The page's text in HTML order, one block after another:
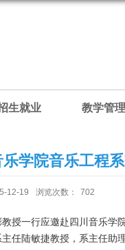
生就业 教学管理
学院音乐工程
12-19 浏览次数： 702
一行应邀赴四川音乐学
陆敏捷教授，系主任助